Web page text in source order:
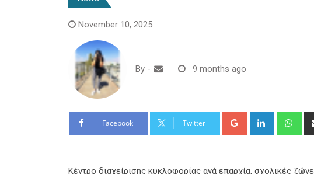
November 10, 2025
By - 9 months ago
Facebook Twitter Google+ LinkedIn
Κέντρο διαχείρισης κυκλοφορίας ανά επαρχία, σχολικές